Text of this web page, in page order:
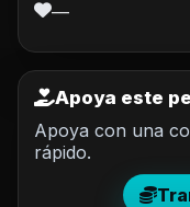
—
Apoya este
Apoya con una
rápido.